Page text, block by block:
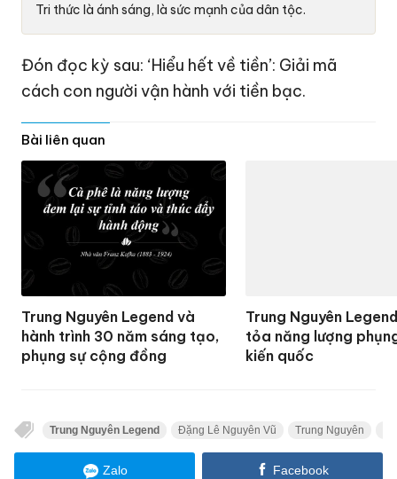
Tri thức là ánh sáng, là sức mạnh của dân tộc.
Đón đọc kỳ sau: ‘Hiểu hết về tiền’: Giải mã
cách con người vận hành với tiền bạc.
Bài liên quan
Trung Nguyên Legend và
hành trình 30 năm sáng tạo,
phụng sự cộng đồng
Trung Nguyên
tỏa năng lượng
kiến quốc
Trung Nguyên Legend Đặng Lê Nguyên Vũ Trung Nguyên
Zalo Facebook